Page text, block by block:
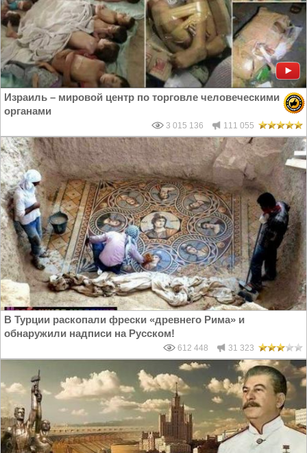
Израиль – мировой центр по торговле человеческими
органами
3 015 136 111 055
В Турции раскопали фрески «древнего Рима» и
обнаружили надписи на Русском!
612 448 31 323